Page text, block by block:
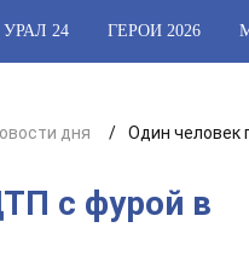
УРАЛ 24 ГЕРОИ 2026
дня Один человек
с фурой в